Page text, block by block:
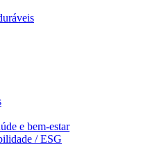
e bem‑estar
/ ESG